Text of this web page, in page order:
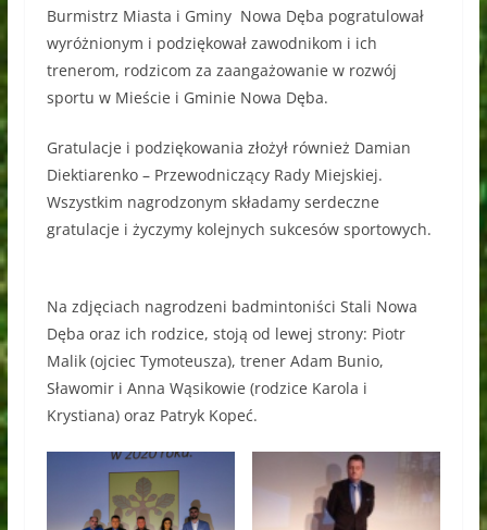
Burmistrz Miasta i Gminy Nowa Dęba pogratulował
wyróżnionym i podziękował zawodnikom i ich
trenerom, rodzicom za zaangażowanie w rozwój
sportu w Mieście i Gminie Nowa Dęba.
Gratulacje i podziękowania złożył również Damian
Diektiarenko – Przewodniczący Rady Miejskiej.
Wszystkim nagrodzonym składamy serdeczne
gratulacje i życzymy kolejnych sukcesów sportowych.
Na zdjęciach nagrodzeni badmintoniści Stali Nowa
Dęba oraz ich rodzice, stoją od lewej strony: Piotr
Malik (ojciec Tymoteusza), trener Adam Bunio,
Sławomir i Anna Wąsikowie (rodzice Karola i
Krystiana) oraz Patryk Kopeć.